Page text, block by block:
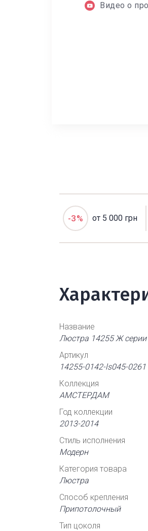
Видео о
-3% от 5 000 грн
Название
Люстра 14255 Ж
Артикул
14255-0142-ls045-0261
Коллекция
АМСТЕРДАМ
Год коллекции
2013-2014
Стиль исполнения
Модерн
Категория товара
Люстра
Способ крепления
Припотолочный
Тип цоколя